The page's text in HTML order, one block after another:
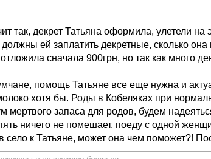
так, декрет Татьяна оформила, улетели на
ей заплатить декретные, сколько она
сначала 900грн, но так как много
помощь Татьяне все еще нужна и
хотя бы. Роды в Кобеляках при
мертвого запаса для родов, будем
ничего не помешает, поеду с одной
село к Татьяне, может она чем поможет?!